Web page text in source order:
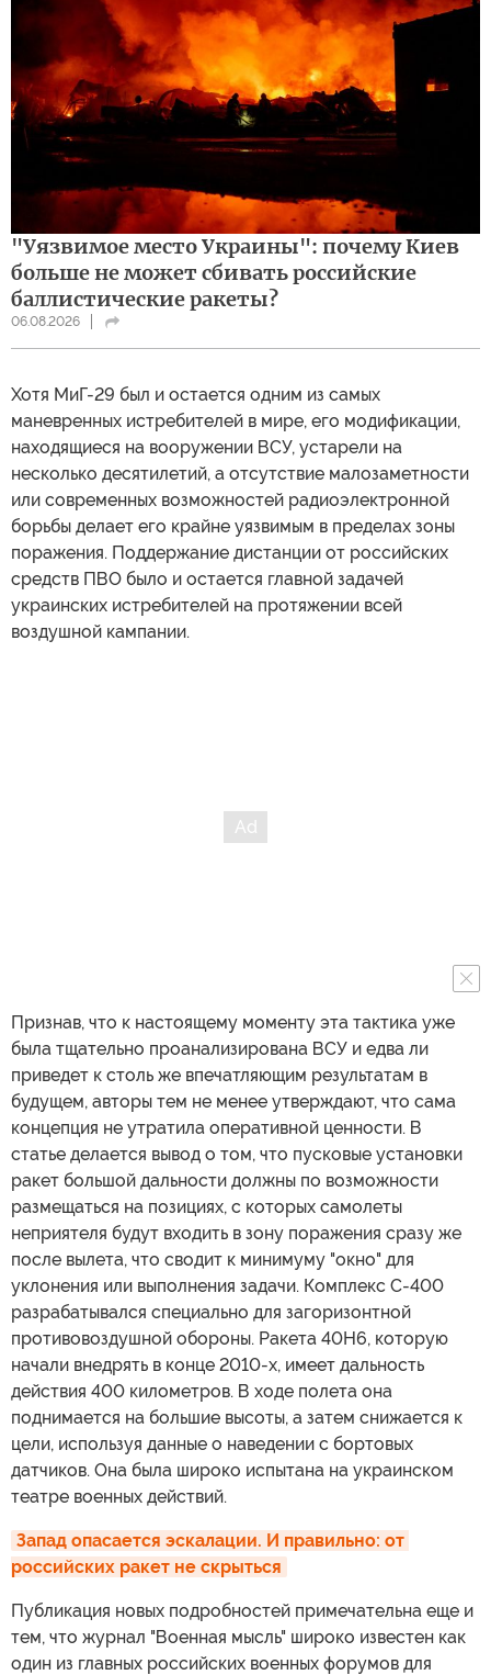
"Уязвимое место Украины": почему Киев
больше не может сбивать российские
баллистические ракеты?
06.08.2026
Хотя МиГ-29 был и остается одним из самых
маневренных истребителей в мире, его модификации,
находящиеся на вооружении ВСУ, устарели на
несколько десятилетий, а отсутствие малозаметности
или современных возможностей радиоэлектронной
борьбы делает его крайне уязвимым в пределах зоны
поражения. Поддержание дистанции от российских
средств ПВО было и остается главной задачей
украинских истребителей на протяжении всей
воздушной кампании.
Признав, что к настоящему моменту эта тактика уже
была тщательно проанализирована ВСУ и едва ли
приведет к столь же впечатляющим результатам в
будущем, авторы тем не менее утверждают, что сама
концепция не утратила оперативной ценности. В
статье делается вывод о том, что пусковые установки
ракет большой дальности должны по возможности
размещаться на позициях, с которых самолеты
неприятеля будут входить в зону поражения сразу же
после вылета, что сводит к минимуму "окно" для
уклонения или выполнения задачи. Комплекс С-400
разрабатывался специально для загоризонтной
противовоздушной обороны. Ракета 40Н6, которую
начали внедрять в конце 2010-х, имеет дальность
действия 400 километров. В ходе полета она
поднимается на большие высоты, а затем снижается к
цели, используя данные о наведении с бортовых
датчиков. Она была широко испытана на украинском
театре военных действий.
Запад опасается эскалации. И правильно: от
российских ракет не скрыться
Публикация новых подробностей примечательна еще и
тем, что журнал "Военная мысль" широко известен как
один из главных российских военных форумов для